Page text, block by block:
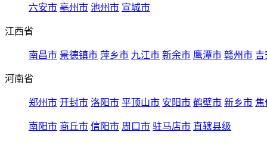
六安市 亳州市 池州市 宣城市
江西省
南昌市 景德镇市 萍乡市 九江市 新余市 鹰潭市 赣州市 吉
河南省
郑州市 开封市 洛阳市 平顶山市 安阳市 鹤壁市 新乡市 焦
南阳市 商丘市 信阳市 周口市 驻马店市 直辖县级